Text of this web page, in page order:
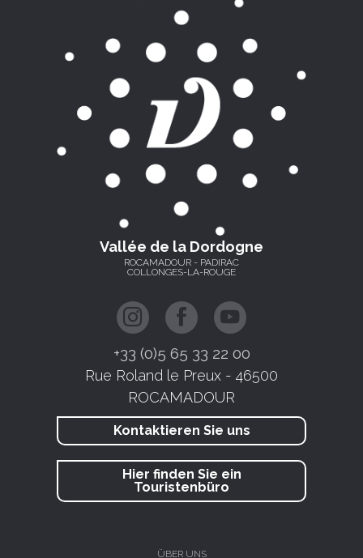
Vallée de la Dordogne
ROCAMADOUR - PADIRAC
COLLONGES-LA-ROUGE
+33 (0)5 65 33 22 00
Rue Roland le Preux - 46500
ROCAMADOUR
Kontaktieren Sie uns
Hier finden Sie ein
Touristenbüro
ÜBER UNS